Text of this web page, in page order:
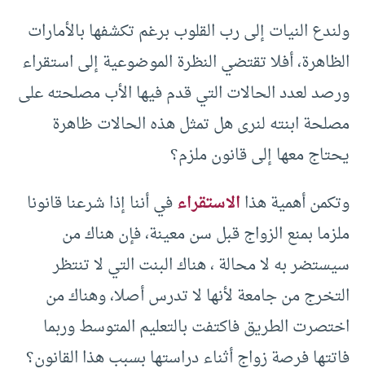
ولندع النيات إلى رب القلوب برغم تكشفها بالأمارات
الظاهرة، أفلا تقتضي النظرة الموضوعية إلى استقراء
ورصد لعدد الحالات التي قدم فيها الأب مصلحته على
مصلحة ابنته لنرى هل تمثل هذه الحالات ظاهرة
يحتاج معها إلى قانون ملزم؟
وتكمن أهمية هذاالاستقراءفي أننا إذا شرعنا قانونا
ملزما بمنع الزواج قبل سن معينة، فإن هناك من
سيستضر به لا محالة ، هناك البنت التي لا تنتظر
التخرج من جامعة لأنها لا تدرس أصلا، وهناك من
اختصرت الطريق فاكتفت بالتعليم المتوسط وربما
فاتتها فرصة زواج أثناء دراستها بسبب هذا القانون؟